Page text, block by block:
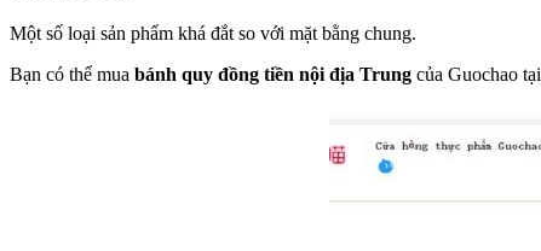
Một số loại sản phẩm khá đắt so với mặt bằng chung.
Bạn có thể mua bánh quy đồng tiền nội địa Trung của Guochao tại